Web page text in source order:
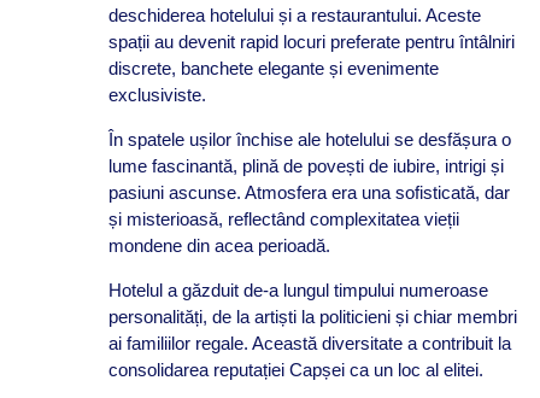
deschiderea hotelului și a restaurantului. Aceste
spații au devenit rapid locuri preferate pentru întâlniri
discrete, banchete elegante și evenimente
exclusiviste.
În spatele ușilor închise ale hotelului se desfășura o
lume fascinantă, plină de povești de iubire, intrigi și
pasiuni ascunse. Atmosfera era una sofisticată, dar
și misterioasă, reflectând complexitatea vieții
mondene din acea perioadă.
Hotelul a găzduit de-a lungul timpului numeroase
personalități, de la artiști la politicieni și chiar membri
ai familiilor regale. Această diversitate a contribuit la
consolidarea reputației Capșei ca un loc al elitei.